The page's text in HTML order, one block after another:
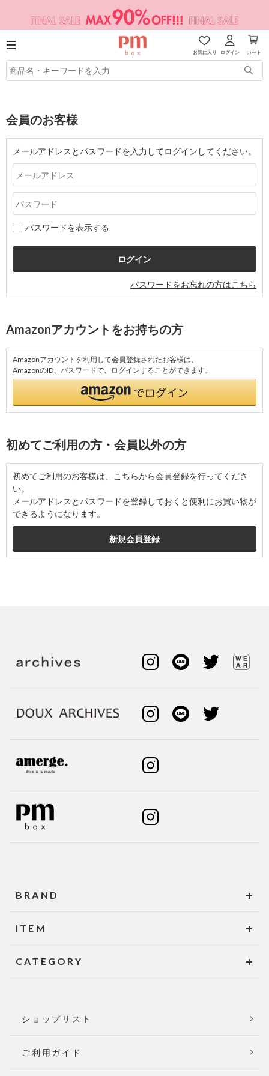
お気に入り ログイン カート
会員のお客様
メールアドレスとパスワードを入力してログインしてください。
パスワードを表示する
パスワードをお忘れの方はこちら
Amazonアカウントをお持ちの方
Amazonアカウントを利用して会員登録されたお客様は、
AmazonのID、パスワードで、ログインすることができます。
初めてご利用の方・会員以外の方
初めてご利用のお客様は、こちらから会員登録を行ってくださ
い。
メールアドレスとパスワードを登録しておくと便利にお買い物が
できるようになります。
BRAND
ITEM
CATEGORY
ショップリスト
ご利用ガイド